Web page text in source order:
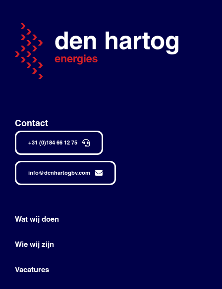
Contact
+31 (0)184 66 12 75
info@denhartogbv.com
Wat wij doen
Wie wij zijn
Vacatures